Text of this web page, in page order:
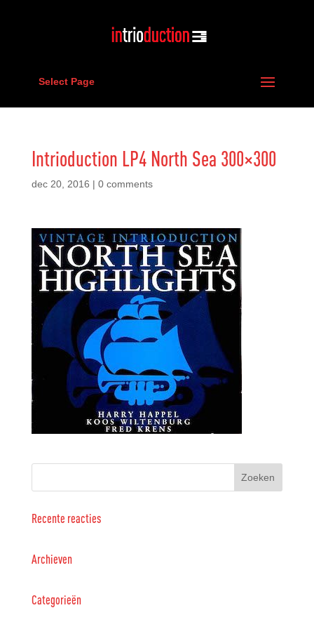
Select Page
Intrioduction LP4 North Sea 300×300
dec 20, 2016 | 0 comments
Recente reacties
Archieven
Categorieën